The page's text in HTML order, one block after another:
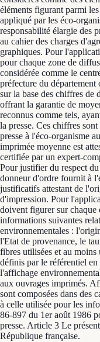
éléments figurant parmi
appliqué par les éco-
responsabilité élargie des
au cahier des charges
graphiques. Pour
pour chaque zone de
considérée comme le
préfecture du
sur la base des chiffres
offrant la garantie de
reconnus comme tels,
la presse. Ces chiffres
presse à l'éco-organisme
imprimée moyenne est
certifiée par un expert-
Pour justifier du respect
donneur d'ordre fournit à
justificatifs attestant de
d'impression. Pour
doivent figurer sur
informations suivantes
environnementales :
l'Etat de provenance, le
fibres utilisées et au
définis par le référentiel
l'affichage
aux ouvrages imprimés.
sont composées dans des
à celle utilisée pour les
86-897 du 1er août 1986
presse. Article 3 Le
République française.